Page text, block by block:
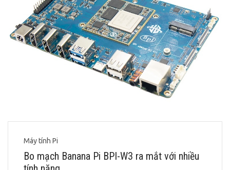
Máy tính Pi
Bo mạch Banana Pi BPI-W3 ra mắt với nhiều